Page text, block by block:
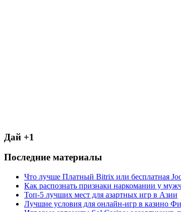
Дай +1
Последние материалы
Что лучше Платный Bitrix или бесплатная
Как распознать признаки наркомании у
Топ-5 лучших мест для азартных игр в Азии
Лучшие условия для онлайн-игр в казино